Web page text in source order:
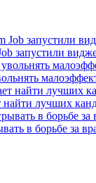
запустили
найти лучших
в борьбе за